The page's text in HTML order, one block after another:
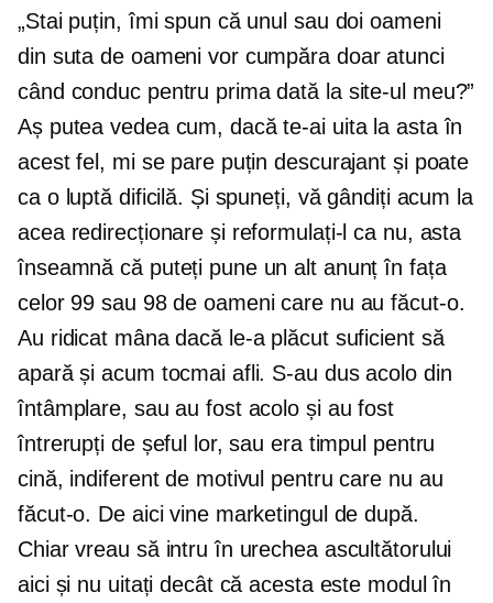
„Stai puțin, îmi spun că unul sau doi oameni
din suta de oameni vor cumpăra doar atunci
când conduc pentru prima dată la site-ul meu?”
Aș putea vedea cum, dacă te-ai uita la asta în
acest fel, mi se pare puțin descurajant și poate
ca o luptă dificilă. Și spuneți, vă gândiți acum la
acea redirecționare și reformulați-l ca nu, asta
înseamnă că puteți pune un alt anunț în fața
celor 99 sau 98 de oameni care nu au făcut-o.
Au ridicat mâna dacă le-a plăcut suficient să
apară și acum tocmai afli. S-au dus acolo din
întâmplare, sau au fost acolo și au fost
întrerupți de șeful lor, sau era timpul pentru
cină, indiferent de motivul pentru care nu au
făcut-o. De aici vine marketingul de după.
Chiar vreau să intru în urechea ascultătorului
aici și nu uitați decât că acesta este modul în